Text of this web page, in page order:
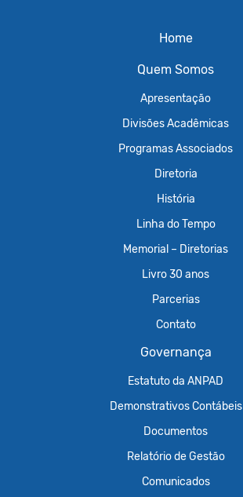
Home
Quem Somos
Apresentação
Divisões Acadêmicas
Programas Associados
Diretoria
História
Linha do Tempo
Memorial – Diretorias
Livro 30 anos
Parcerias
Contato
Governança
Estatuto da ANPAD
Demonstrativos Contábeis
Documentos
Relatório de Gestão
Comunicados